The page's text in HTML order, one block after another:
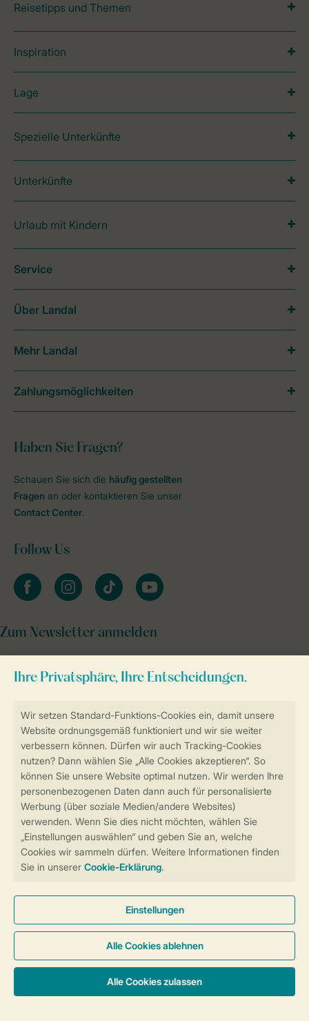
Sicherstellung Deiner Privatsphäre
Sicher und schnell zur Online-Buchung
Sichere Datenübertragung
Sicheres Bezahlen
Reisetipps und Themen
Inspiration
Lage
Spezielle Unterkünfte
Unterkünfte
Urlaub mit Kindern
Haben Sie Fragen?
Schauen Sie sich die häufig gestellten
Fragen an oder kontaktieren Sie unser
Contact Center.
Follow Us
facebookinstagramtiktok youtube
Zum Newsletter anmelden
Service
Über Landal
Mehr Landal
Zahlungsmöglichkeiten
Cookies und Banner
Barrierefreiheit
© 2026 Landal GreenParks GmbH